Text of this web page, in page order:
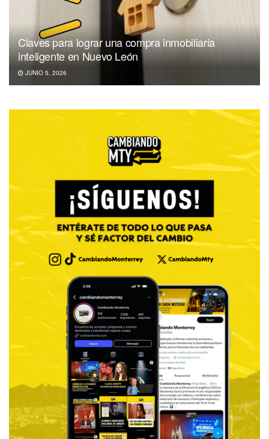
Claves para lograr una compra inmobiliaria
inteligente en Nuevo León
JUNIO 5, 2026